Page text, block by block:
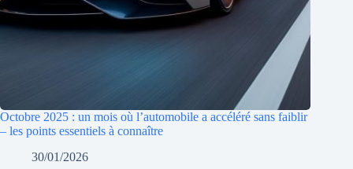
Octobre 2025 : un mois où l’automobile a accéléré sans faiblir
– les points essentiels à connaître
30/01/2026